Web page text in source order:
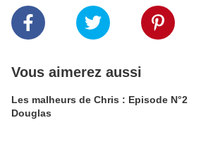
Vous aimerez aussi
Les malheurs de Chris : Episode N°2
Douglas